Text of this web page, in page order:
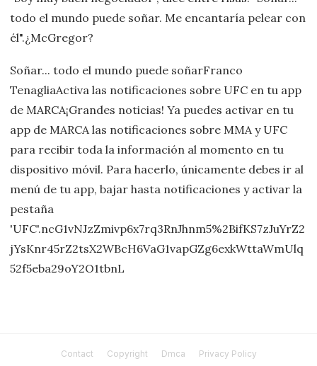
todo el mundo puede soñar. Me encantaría pelear con
él".¿McGregor?
Soñar... todo el mundo puede soñarFranco
TenagliaActiva las notificaciones sobre UFC en tu app
de MARCA¡Grandes noticias! Ya puedes activar en tu
app de MARCA las notificaciones sobre MMA y UFC
para recibir toda la información al momento en tu
dispositivo móvil. Para hacerlo, únicamente debes ir al
menú de tu app, bajar hasta notificaciones y activar la
pestaña
'UFC'.ncG1vNJzZmivp6x7rq3RnJhnm5%2BifKS7zJuYrZ2
jYsKnr45rZ2tsX2WBcH6VaG1vapGZg6exkWttaWmUlq
52f5eba29oY2O1tbnL
Contact Copyright Dmca Privacy Policy